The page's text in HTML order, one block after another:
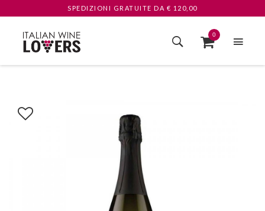
SPEDIZIONI GRATUITE DA € 120,00
0